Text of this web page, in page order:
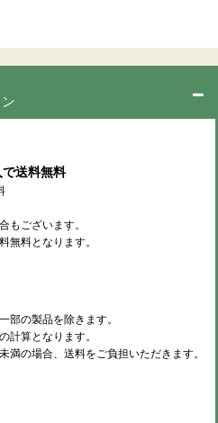
送料無料
ございます。
料となります。
部の製品を除きます。
計算となります。
の場合、送料をご負担いただきます。